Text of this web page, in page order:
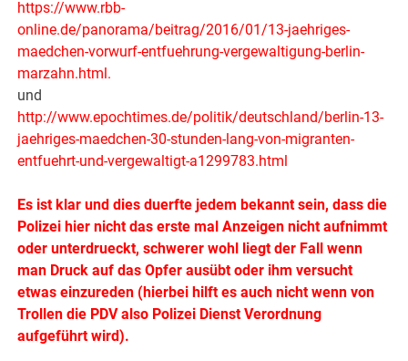
https://www.rbb-
online.de/panorama/beitrag/2016/01/13-jaehriges-
maedchen-vorwurf-entfuehrung-vergewaltigung-berlin-
marzahn.html .
und
http://www.epochtimes.de/politik/deutschland/berlin-13-
jaehriges-maedchen-30-stunden-lang-von-migranten-
entfuehrt-und-vergewaltigt-a1299783.html
Es ist klar und dies duerfte jedem bekannt sein, dass die
Polizei hier nicht das erste mal Anzeigen nicht aufnimmt
oder unterdrueckt, schwerer wohl liegt der Fall wenn
man Druck auf das Opfer ausübt oder ihm versucht
etwas einzureden (hierbei hilft es auch nicht wenn von
Trollen die PDV also Polizei Dienst Verordnung
aufgeführt wird).